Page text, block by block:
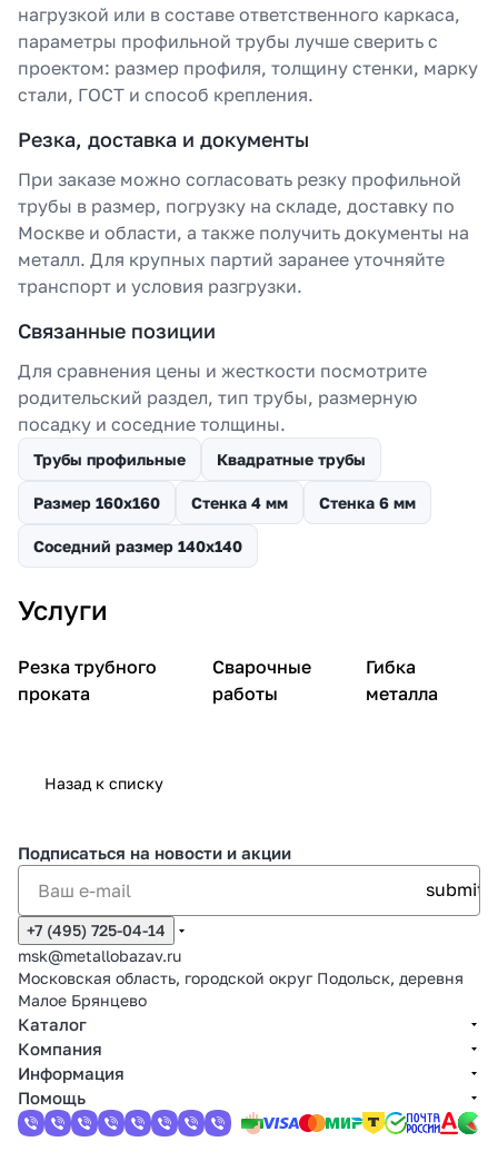
нагрузкой или в составе ответственного каркаса,
параметры профильной трубы лучше сверить с
проектом: размер профиля, толщину стенки, марку
стали, ГОСТ и способ крепления.
Резка, доставка и документы
При заказе можно согласовать резку профильной
трубы в размер, погрузку на складе, доставку по
Москве и области, а также получить документы на
металл. Для крупных партий заранее уточняйте
транспорт и условия разгрузки.
Связанные позиции
Для сравнения цены и жесткости посмотрите
родительский раздел, тип трубы, размерную
посадку и соседние толщины.
Трубы профильные Квадратные трубы
Размер 160х160 Стенка 4 мм Стенка 6 мм
Соседний размер 140х140
Услуги
Резка трубного
проката
Сварочные
работы
Гибка
металла
Назад к списку
Подписаться на новости и акции
+7 (495) 725-04-14
msk@metallobazav.ru
Московская область, городской округ Подольск, деревня
Малое Брянцево
Каталог
Компания
Информация
Помощь